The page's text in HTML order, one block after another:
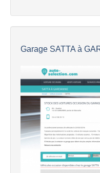
Garage SATTA à